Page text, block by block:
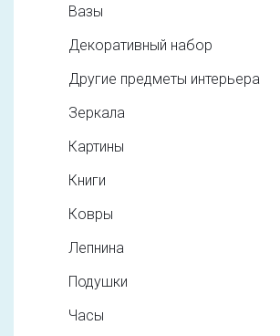
Вазы
Декоративный набор
Другие предметы интерьера
Зеркала
Картины
Книги
Ковры
Лепнина
Подушки
Часы